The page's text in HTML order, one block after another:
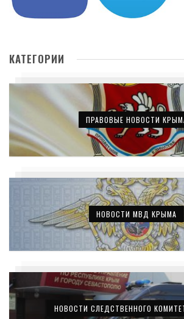
КАТЕГОРИИ
ПРАВОВЫЕ НОВОСТИ
НОВОСТИ МВД КРЫМА
НОВОСТИ СЛЕДСТВЕННОГО